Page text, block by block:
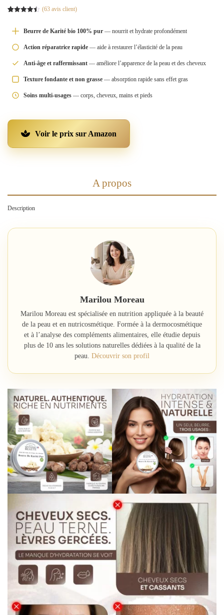
basé sur
notations
(63avis client)
Beurre de Karité bio 100% pur — nourrit et hydrate profondément
Action réparatrice rapide — aide à restaurer l’élasticité de la peau
Anti-âge et raffermissant — améliore l’apparence de la peau et des cheveux
Texture fondante et non grasse — absorption rapide sans effet gras
Soins multi-usages — corps, cheveux, mains et pieds
Voir le prix sur Amazon
A propos
Description
Marilou Moreau
Marilou Moreau est spécialisée en nutrition appliquée à la beauté
de la peau et en nutricosmétique. Formée à la dermocosmétique
et à l’analyse des compléments alimentaires, elle étudie depuis
plus de 10 ans les solutions naturelles dédiées à la qualité de la
peau. Découvrir son profil